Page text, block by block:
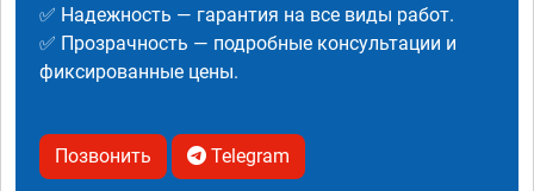
✅ Надежность — гарантия на все виды работ.
✅ Прозрачность — подробные консультации и
фиксированные цены.
Позвонить Telegram